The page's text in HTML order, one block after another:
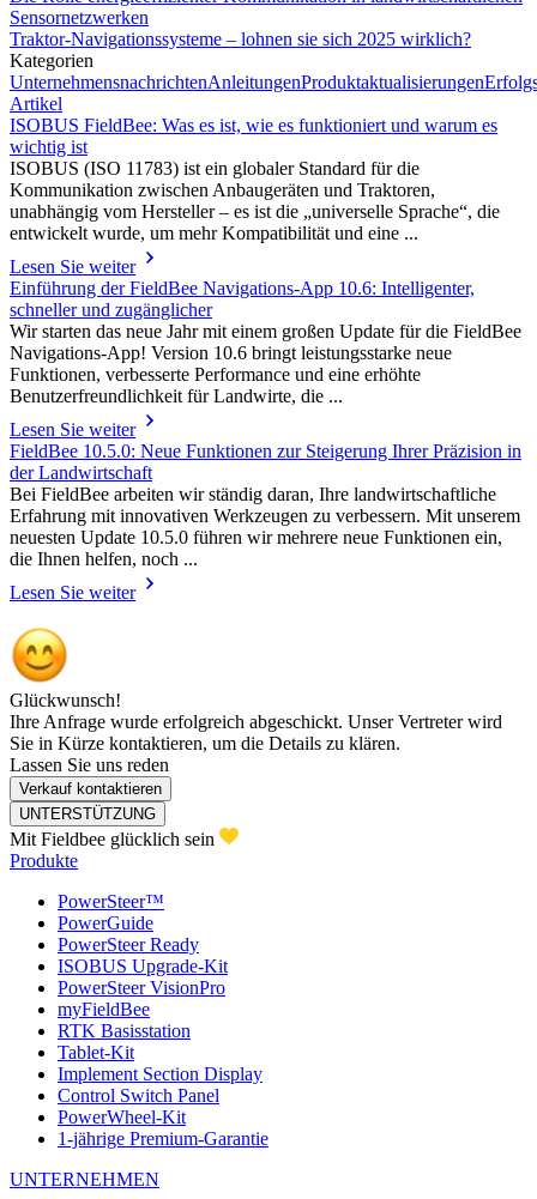
Sensornetzwerken
Traktor-Navigationssysteme – lohnen sie sich 2025 wirklich?
Kategorien
UnternehmensnachrichtenAnleitungenProduktaktualisierungen
Artikel
ISOBUS FieldBee: Was es ist, wie es funktioniert und warum es
wichtig ist
ISOBUS (ISO 11783) ist ein globaler Standard für die
Kommunikation zwischen Anbaugeräten und Traktoren,
unabhängig vom Hersteller – es ist die „universelle Sprache“, die
entwickelt wurde, um mehr Kompatibilität und eine ...
Lesen Sie weiter
Einführung der FieldBee Navigations-App 10.6: Intelligenter,
schneller und zugänglicher
Wir starten das neue Jahr mit einem großen Update für die FieldBee
Navigations-App! Version 10.6 bringt leistungsstarke neue
Funktionen, verbesserte Performance und eine erhöhte
Benutzerfreundlichkeit für Landwirte, die ...
Lesen Sie weiter
FieldBee 10.5.0: Neue Funktionen zur Steigerung Ihrer Präzision in
der Landwirtschaft
Bei FieldBee arbeiten wir ständig daran, Ihre landwirtschaftliche
Erfahrung mit innovativen Werkzeugen zu verbessern. Mit unserem
neuesten Update 10.5.0 führen wir mehrere neue Funktionen ein,
die Ihnen helfen, noch ...
Lesen Sie weiter
Glückwunsch!
Ihre Anfrage wurde erfolgreich abgeschickt. Unser Vertreter wird
Sie in Kürze kontaktieren, um die Details zu klären.
Lassen Sie uns reden
Verkauf kontaktieren
UNTERSTÜTZUNG
Mit Fieldbee glücklich sein
Produkte
PowerSteer™
PowerGuide
PowerSteer Ready
ISOBUS Upgrade-Kit
PowerSteer VisionPro
myFieldBee
RTK Basisstation
Tablet-Kit
Implement Section Display
Control Switch Panel
PowerWheel-Kit
1-jährige Premium-Garantie
UNTERNEHMEN